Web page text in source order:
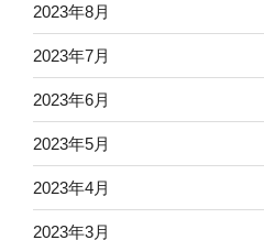
2023年8月
2023年7月
2023年6月
2023年5月
2023年4月
2023年3月